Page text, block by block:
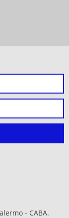
- CABA.